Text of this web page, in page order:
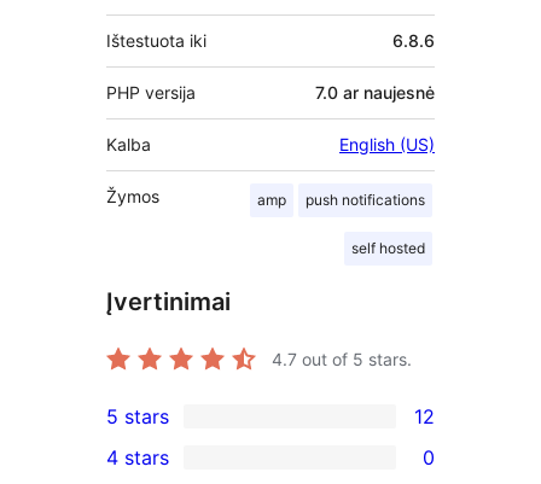
Ištestuota iki 6.8.6
PHP versija 7.0 ar naujesnė
Kalba English (US)
Žymos amp push notifications
self hosted
Įvertinimai
4.7 out of 5 stars.
12
5-
5 stars 12
4 stars 0